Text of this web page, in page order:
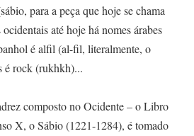
para a peça que hoje se chama
até hoje há nomes árabes
é alfil (al-fil, literalmente, o
é rock (rukhkh)...
composto no Ocidente – o Libro
X, o Sábio (1221-1284), é tomado